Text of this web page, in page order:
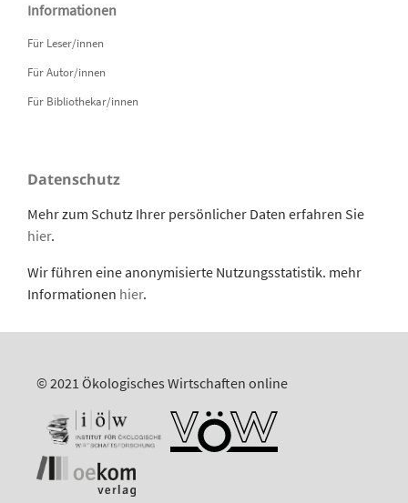
Informationen
Für Leser/innen
Für Autor/innen
Für Bibliothekar/innen
Datenschutz
Mehr zum Schutz Ihrer persönlicher Daten erfahren Sie
hier.
Wir führen eine anonymisierte Nutzungsstatistik. mehr
Informationen hier.
© 2021 Ökologisches Wirtschaften online